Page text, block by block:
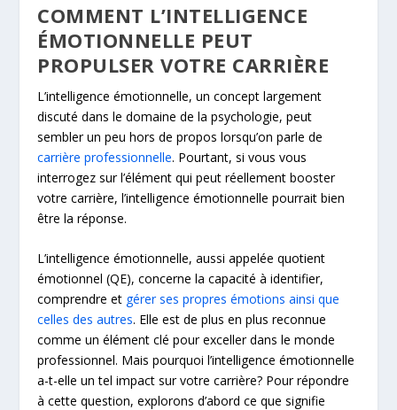
COMMENT L’INTELLIGENCE
ÉMOTIONNELLE PEUT
PROPULSER VOTRE CARRIÈRE
L’intelligence émotionnelle, un concept largement
discuté dans le domaine de la psychologie, peut
sembler un peu hors de propos lorsqu’on parle de
carrière professionnelle. Pourtant, si vous vous
interrogez sur l’élément qui peut réellement booster
votre carrière, l’intelligence émotionnelle pourrait bien
être la réponse.
L’intelligence émotionnelle, aussi appelée quotient
émotionnel (QE), concerne la capacité à identifier,
comprendre et gérer ses propres émotions ainsi que
celles des autres. Elle est de plus en plus reconnue
comme un élément clé pour exceller dans le monde
professionnel. Mais pourquoi l’intelligence émotionnelle
a-t-elle un tel impact sur votre carrière? Pour répondre
à cette question, explorons d’abord ce que signifie